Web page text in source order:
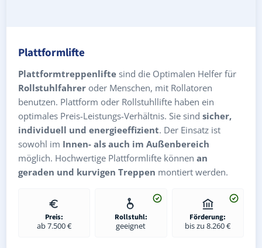
Plattformlifte
Plattformtreppenlifte sind die Optimalen Helfer für
Rollstuhlfahrer oder Menschen, mit Rollatoren
benutzen. Plattform oder Rollstuhllifte haben ein
optimales Preis-Leistungs-Verhältnis. Sie sind sicher,
individuell und energieeffizient. Der Einsatz ist
sowohl im Innen- als auch im Außenbereich
möglich. Hochwertige Plattformlifte können an
geraden und kurvigen Treppen montiert werden.
Preis:
ab 7.500 €
Rollstuhl:
geeignet
Förderung:
bis zu 8.260 €